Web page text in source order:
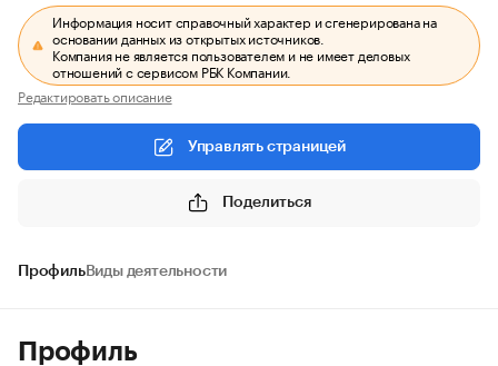
Информация носит справочный характер и сгенерирована на
основании данных из открытых источников.
Компания не является пользователем и не имеет деловых
отношений с сервисом РБК Компании.
Редактировать описание
Управлять страницей
Поделиться
ПрофильВиды деятельности
Профиль